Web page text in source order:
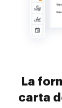
La
carta